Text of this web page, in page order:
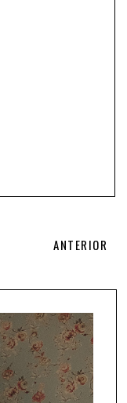
ANTERIOR